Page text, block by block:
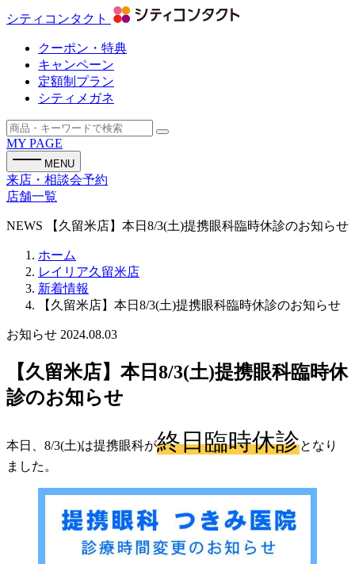
シティコンタクト
クーポン・特典
キャンペーン
定額制プラン
シティメガネ
MY PAGE
MENU
来店・相談会予約
店舗一覧
NEWS 【久留米店】本日8/3(土)提携眼科臨時休診のお知らせ
ホーム
レイリア久留米店
新着情報
【久留米店】本日8/3(土)提携眼科臨時休診のお知らせ
お知らせ 2024.08.03
【久留米店】本日8/3(土)提携眼科臨時休
診のお知らせ
本日、8/3(土)は提携眼科が終日臨時休診となり
ました。